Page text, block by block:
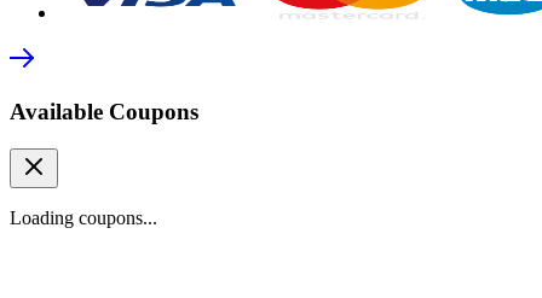
Available Coupons
Loading coupons...